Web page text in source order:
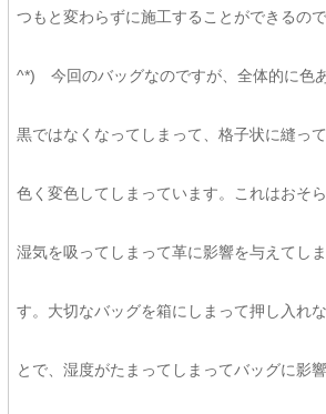
つもと変わらずに施工することができるの
^*) 今回のバッグなのですが、全体的に色
黒ではなくなってしまって、格子状に縫っ
色く変色してしまっています。これはおそ
湿気を吸ってしまって革に影響を与えてし
す。大切なバッグを箱にしまって押し入れ
とで、湿度がたまってしまってバッグに影